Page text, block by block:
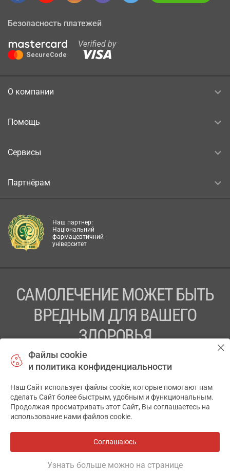
Безопасность платежей
О компании
Помощь
Сервисы
Партнёрам
Наш партнер:
Національний
фармацевтичний
університет
САМОЛЕЧЕНИЕ МОЖЕТ БЫТЬ
ВРЕДНЫМ ДЛЯ ВАШЕГО
ЗДОРОВЬЯ
ПЕРЕД ПРИМЕНЕНИЕМ ПРЕПАРАТА
ПРОКОНСУЛЬТИРУЙТЕСЬ С ВРАЧОМ
ТОВ «АПТЕКА 911.ЮА» Код ЄДРПОУ 43631965.
Отказ от ответственности
АПТЕКА911.ЮА
Файлы cookie
и политика конфиденциальности
Наш Сайт использует файлы cookie, которые помогают нам
сделать Сайт более быстрым, удобным и функциональным.
Продолжая просматривать этот Сайт, Вы соглашаетесь на
использование нами файлов cookie.
Соглашаюсь
Узнать больше можно на странице
✕